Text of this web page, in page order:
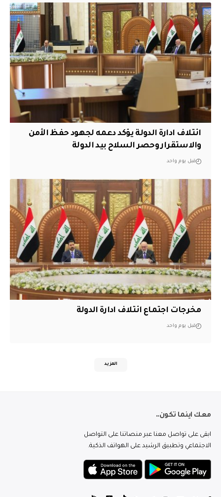
ائتلاف ادارة الدولة يؤكد دعمه لجهود حفظ الأمن
والاستقرار وحصر السلاح بيد الدولة
قبل يوم واحد
مخرجات اجتماع ائتلاف ادارة الدولة
قبل يوم واحد
المزيد
معك اينما تكون..
ابقى على تواصل معنا عبر منصاتنا على التواصل
الاجتماعي وتطبيق الرشيد على الهواتف الذكية.